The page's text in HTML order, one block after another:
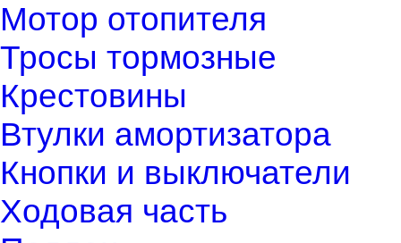
Мотор отопителя
Тросы тормозные
Крестовины
Втулки амортизатора
Кнопки и выключатели
Ходовая часть